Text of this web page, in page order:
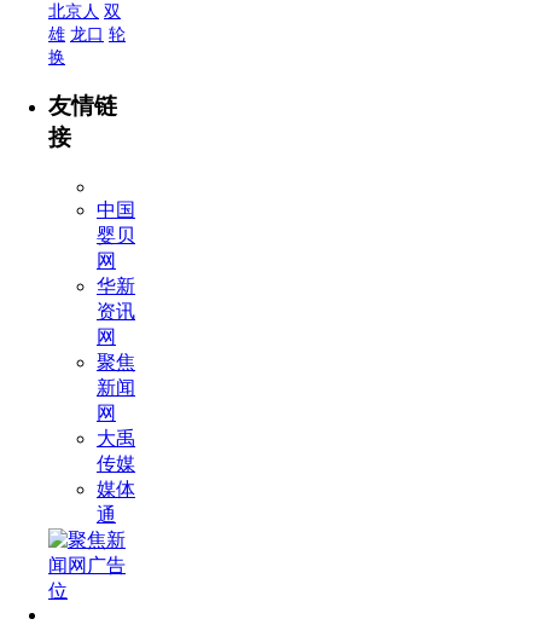
北京人 双
雄 龙口 轮
换
友情链
接
中国
婴贝
网
华新
资讯
网
聚焦
新闻
网
大禹
传媒
媒体
通